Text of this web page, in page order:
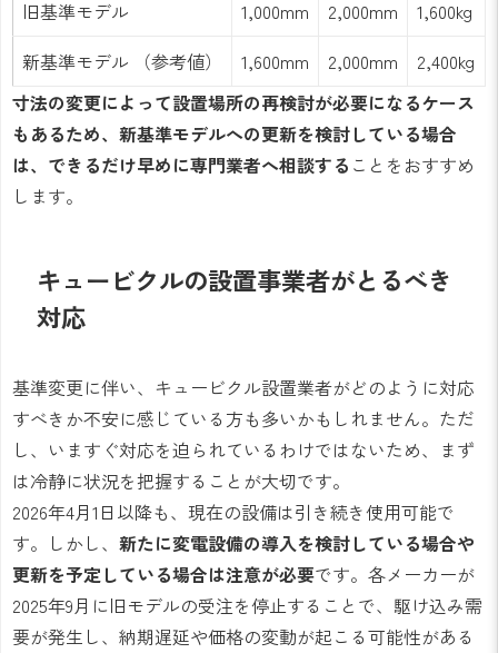
旧基準モデル 1,000mm 2,000mm
1,600kg
新基準モデル （参考値）
1,600mm 2,000mm
2,400kg
寸法の変更によって設置場所の再検討が必要になるケース
もあるため、新基準モデルへの更新を検討している場合
は、できるだけ早めに専門業者へ相談する ことをおすすめ
します。
キュービクルの設置事業者がとるべき
対応
基準変更に伴い、キュービクル設置業者がどのように対応
すべきか不安に感じている方も多いかもしれません。ただ
し、いますぐ対応を迫られているわけではないため、まず
は冷静に状況を把握することが大切です。
2026年4月1日以降も、現在の設備は引き続き使用可能で
す。しかし、 新たに変電設備の導入を検討している場合や
更新を予定している場合は注意が必要です。各メーカーが
2025年9月に旧モデルの受注を停止することで、駆け込み需
要が発生し、納期遅延や価格の変動が起こる可能性がある